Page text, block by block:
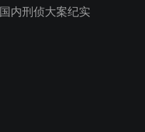
国内刑侦大案纪实